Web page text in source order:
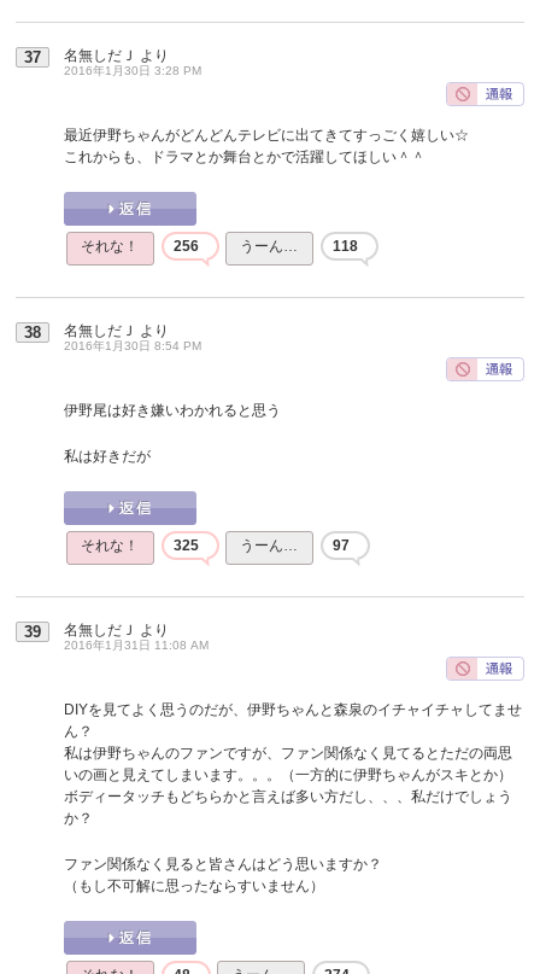
37 名無しだＪ より
2016年1月30日 3:28 PM
最近伊野ちゃんがどんどんテレビに出てきてすっごく嬉しい☆
これからも、ドラマとか舞台とかで活躍してほしい＾＾
それな！ 256 うーん… 118
38 名無しだＪ より
2016年1月30日 8:54 PM
伊野尾は好き嫌いわかれると思う
私は好きだが
それな！ 325 うーん… 97
39 名無しだＪ より
2016年1月31日 11:08 AM
DIYを見てよく思うのだが、伊野ちゃんと森泉のイチャイチャしてませ
ん？
私は伊野ちゃんのファンですが、ファン関係なく見てるとただの両思
いの画と見えてしまいます。。。（一方的に伊野ちゃんがスキとか）
ボディータッチもどちらかと言えば多い方だし、、、私だけでしょう
か？
ファン関係なく見ると皆さんはどう思いますか？
（もし不可解に思ったならすいません）